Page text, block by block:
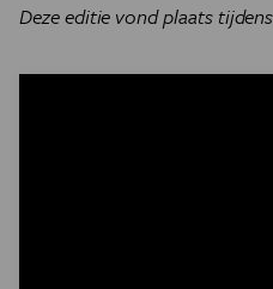
Deze editie vond plaats